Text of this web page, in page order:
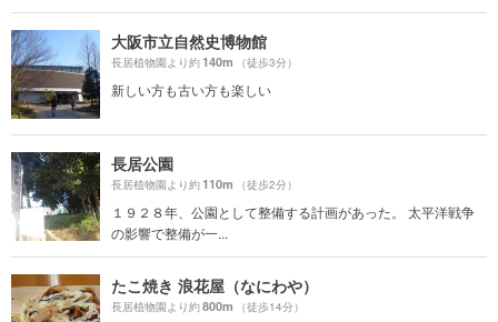
大阪市立自然史博物館
長居植物園より約140m （徒歩3分）
新しい方も古い方も楽しい
長居公園
長居植物園より約110m （徒歩2分）
１９２８年、公園として整備する計画があった。 太平洋戦争
の影響で整備が一...
たこ焼き 浪花屋（なにわや）
長居植物園より約800m （徒歩14分）